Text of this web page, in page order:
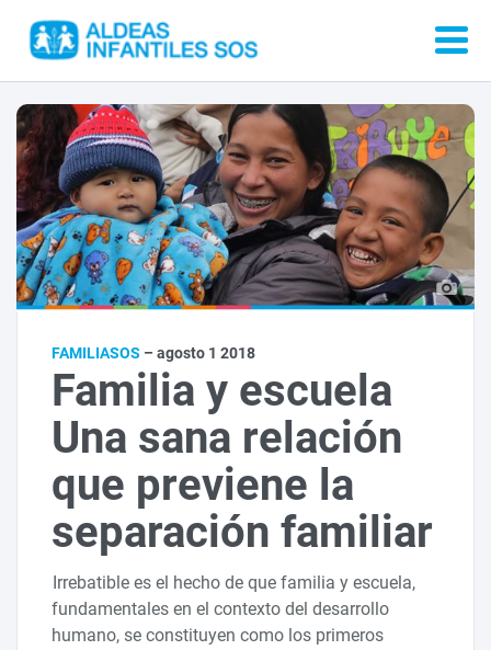
FAMILIASOS – agosto 1 2018
Familia y escuela
Una sana relación
que previene la
separación familiar
Irrebatible es el hecho de que familia y escuela,
fundamentales en el contexto del desarrollo
humano, se constituyen como los primeros